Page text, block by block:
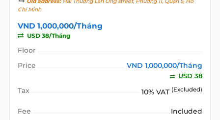
Old address:Hải Thượng Lãn Ông street, Phường 11, Quận 5, Hồ
Chí Minh
VND 1,000,000/Tháng
USD 38/Tháng
Floor
Price
VND 1,000,000/Tháng
USD 38
Tax 10% VAT (Excluded)
Fee Included